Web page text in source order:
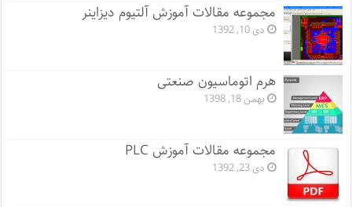
مجموعه مقالات آموزش آلتیوم دیزاینر
دی 10, 1392
هرم اتوماسیون صنعتی
بهمن 18, 1398
مجموعه مقالات آموزش PLC
دی 23, 1392